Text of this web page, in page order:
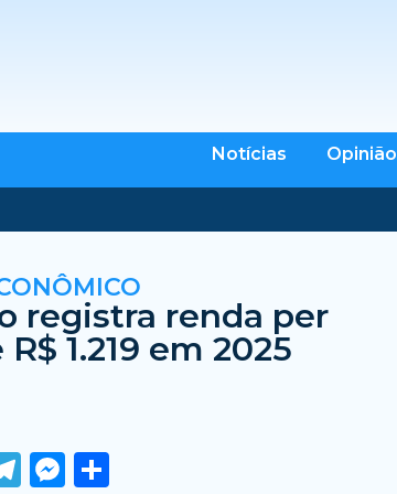
Notícias Opinião
registra renda per
1.219 em 2025
Telegram
Messenger